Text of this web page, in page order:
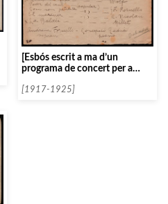
[Esbós escrit a ma d’un
programa de concert per a
[1917-1925]